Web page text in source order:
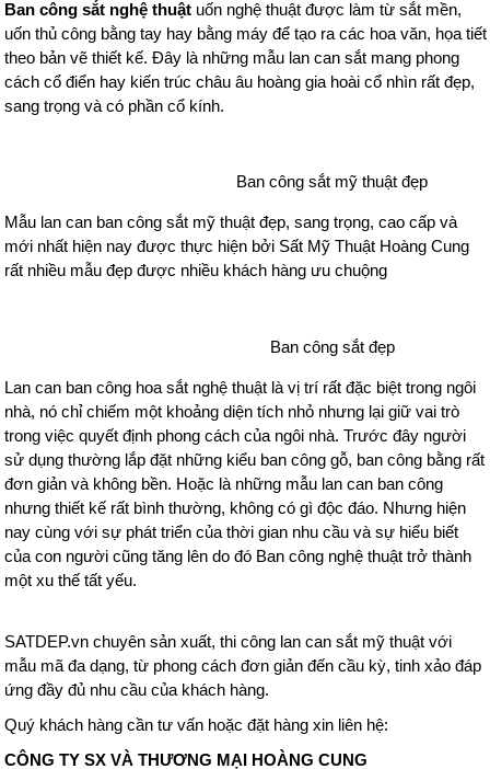
Ban công sắt nghệ thuậtuốn nghệ thuật được làm từ sắt mền,
uốn thủ công bằng tay hay bằng máy để tạo ra các hoa văn, họa tiết
theo bản vẽ thiết kế. Đây là những mẫu lan can sắt mang phong
cách cổ điển hay kiến trúc châu âu hoàng gia hoài cổ nhìn rất đẹp,
sang trọng và có phần cổ kính.
Ban công sắt mỹ thuật đẹp
Mẫu lan can ban công sắt mỹ thuật đẹp, sang trọng, cao cấp và
mới nhất hiện nay được thực hiện bởi Sất Mỹ Thuật Hoàng Cung
rất nhiều mẫu đẹp được nhiều khách hàng ưu chuộng
Ban công sắt đẹp
Lan can ban công hoa sắt nghệ thuật là vị trí rất đặc biệt trong ngôi
nhà, nó chỉ chiếm một khoảng diện tích nhỏ nhưng lại giữ vai trò
trong việc quyết định phong cách của ngôi nhà. Trước đây người
sử dụng thường lắp đặt những kiểu ban công gỗ, ban công bằng rất
đơn giản và không bền. Hoặc là những mẫu lan can ban công
nhưng thiết kế rất bình thường, không có gì độc đáo. Nhưng hiện
nay cùng với sự phát triển của thời gian nhu cầu và sự hiểu biết
của con người cũng tăng lên do đó Ban công nghệ thuật trở thành
một xu thế tất yếu.
SATDEP.vn chuyên sản xuất, thi công lan can sắt mỹ thuật với
mẫu mã đa dạng, từ phong cách đơn giản đến cầu kỳ, tinh xảo đáp
ứng đầy đủ nhu cầu của khách hàng.
Quý khách hàng cần tư vấn hoặc đặt hàng xin liên hệ:
CÔNG TY SX VÀ THƯƠNG MẠI HOÀNG CUNG